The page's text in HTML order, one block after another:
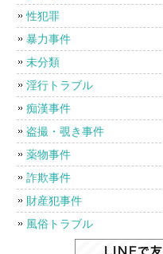
性犯罪
暴力事件
未分類
淫行トラブル
痴漢事件
盗撮・覗き事件
薬物事件
詐欺事件
財産犯事件
風俗トラブル